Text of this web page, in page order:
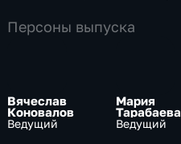
Персоны выпуска
Вячеслав
Коновалов
Ведущий
Мария
Тарабаева
Ведущий